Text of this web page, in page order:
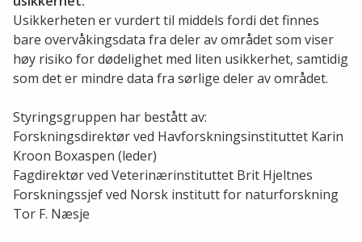
Usikkerheten er vurdert til middels fordi det finnes
bare overvåkingsdata fra deler av området som viser
høy risiko for dødelighet med liten usikkerhet, samtidig
som det er mindre data fra sørlige deler av området.
Styringsgruppen har bestått av:
Forskningsdirektør ved Havforskningsinstituttet Karin
Kroon Boxaspen (leder)
Fagdirektør ved Veterinærinstituttet Brit Hjeltnes
Forskningssjef ved Norsk institutt for naturforskning
Tor F. Næsje